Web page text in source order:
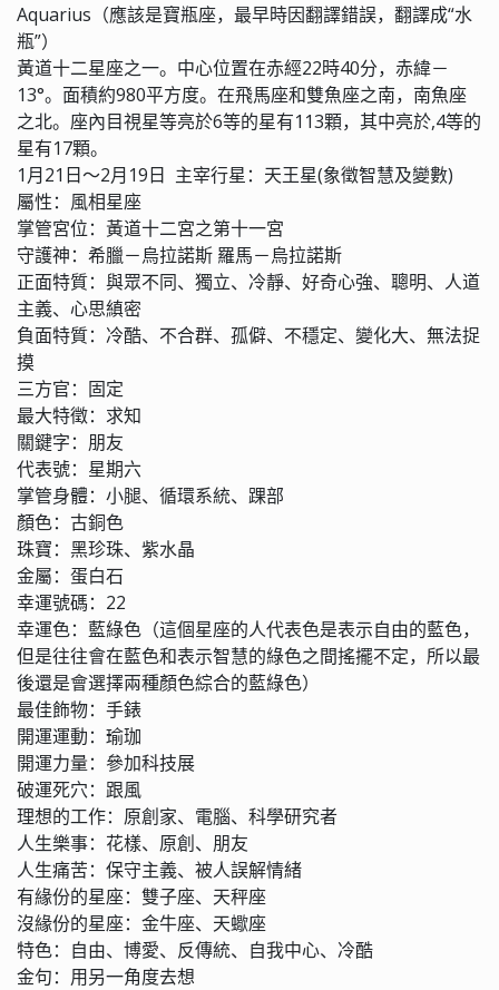
Aquarius（應該是寶瓶座，最早時因翻譯錯誤，翻譯成“水
瓶”）
黃道十二星座之一。中心位置在赤經22時40分，赤緯－
13°。面積約980平方度。在飛馬座和雙魚座之南，南魚座
之北。座內目視星等亮於6等的星有113顆，其中亮於,4等的
星有17顆。
1月21日～2月19日 主宰行星：天王星(象徵智慧及變數)
屬性：風相星座
掌管宮位：黃道十二宮之第十一宮
守護神：希臘－烏拉諾斯 羅馬－烏拉諾斯
正面特質：與眾不同、獨立、冷靜、好奇心強、聰明、人道
主義、心思縝密
負面特質：冷酷、不合群、孤僻、不穩定、變化大、無法捉
摸
三方官：固定
最大特徵：求知
關鍵字：朋友
代表號：星期六
掌管身體：小腿、循環系統、踝部
顏色：古銅色
珠寶：黑珍珠、紫水晶
金屬：蛋白石
幸運號碼：22
幸運色：藍綠色（這個星座的人代表色是表示自由的藍色，
但是往往會在藍色和表示智慧的綠色之間搖擺不定，所以最
後還是會選擇兩種顏色綜合的藍綠色）
最佳飾物：手錶
開運運動：瑜珈
開運力量：參加科技展
破運死穴：跟風
理想的工作：原創家、電腦、科學研究者
人生樂事：花樣、原創、朋友
人生痛苦：保守主義、被人誤解情緒
有緣份的星座：雙子座、天秤座
沒緣份的星座：金牛座、天蠍座
特色：自由、博愛、反傳統、自我中心、冷酷
金句：用另一角度去想